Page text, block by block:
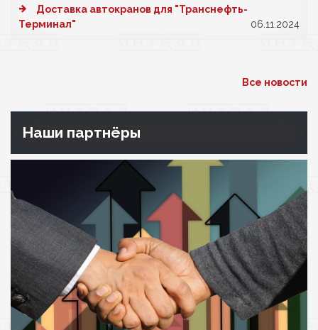
Доставка автокранов для "Транснефть-
Терминал"
06.11.2024
Все новости
Наши партнёры